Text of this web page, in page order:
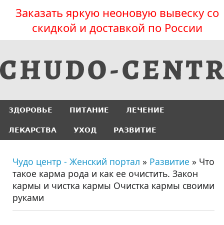
Заказать яркую неоновую вывеску со
скидкой и доставкой по России
ЗДОРОВЬЕ ПИТАНИЕ ЛЕЧЕНИЕ
ЛЕКАРСТВА УХОД РАЗВИТИЕ
Чудо центр - Женский портал » Развитие » Что
такое карма рода и как ее очистить. Закон
кармы и чистка кармы Очистка кармы своими
руками